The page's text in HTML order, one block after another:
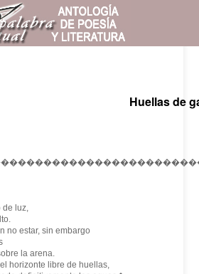
Huellas de
de luz,
no estar, sin embargo
la arena.
horizonte libre de huellas,